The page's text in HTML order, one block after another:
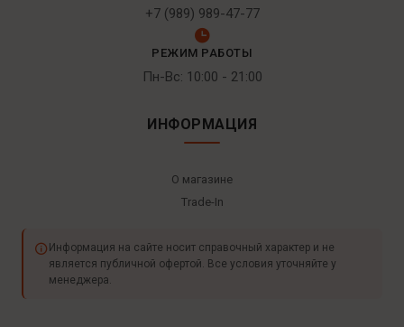
+7 (989) 989-47-77
РЕЖИМ РАБОТЫ
Пн-Вс: 10:00 - 21:00
ИНФОРМАЦИЯ
О магазине
Trade-In
Информация на сайте носит справочный характер и не
является публичной офертой. Все условия уточняйте у
менеджера.